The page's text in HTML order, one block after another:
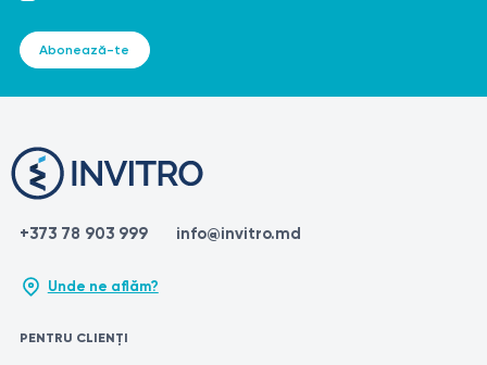
Abonează-te
+373 78 903 999 info@invitro.md
Unde ne aflăm?
PENTRU CLIENȚI